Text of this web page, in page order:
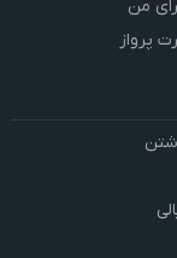
من
پرواز